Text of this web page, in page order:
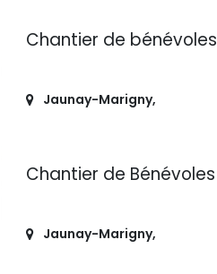
Chantier de bénévoles
Jaunay-Marigny,
Chantier de Bénévoles
Jaunay-Marigny,